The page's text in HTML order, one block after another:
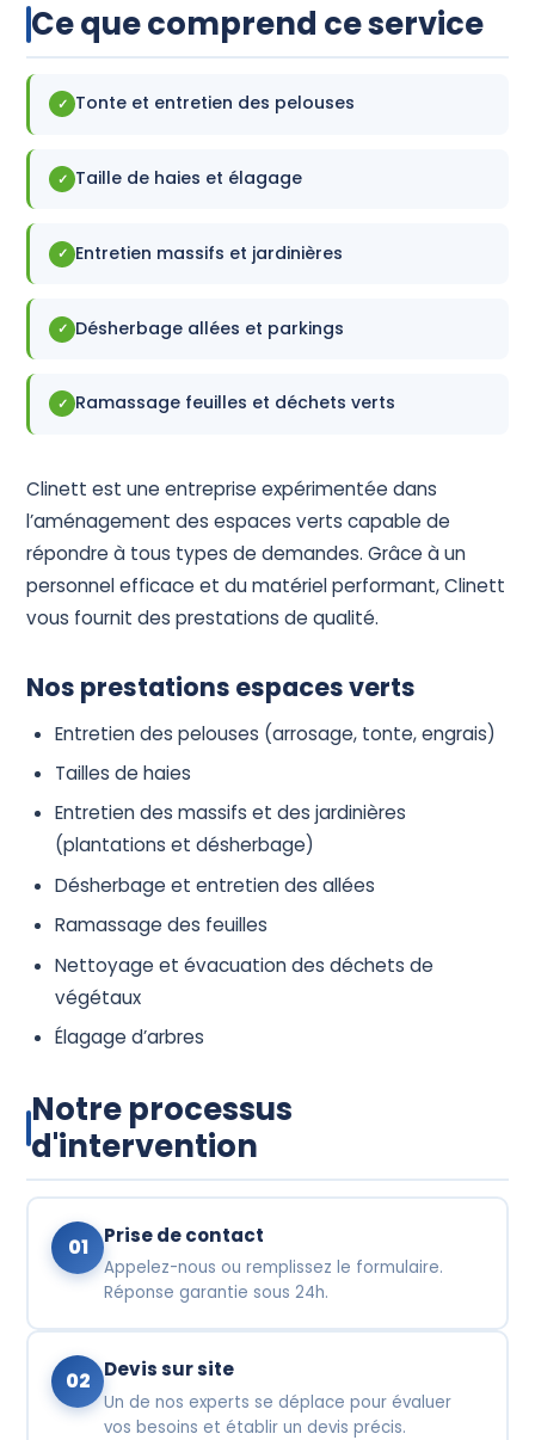
Ce que comprend ce service
✓ Tonte et entretien des pelouses
✓ Taille de haies et élagage
✓ Entretien massifs et jardinières
✓ Désherbage allées et parkings
✓ Ramassage feuilles et déchets verts
Clinett est une entreprise expérimentée dans
l’aménagement des espaces verts capable de
répondre à tous types de demandes. Grâce à un
personnel efficace et du matériel performant, Clinett
vous fournit des prestations de qualité.
Nos prestations espaces verts
Entretien des pelouses (arrosage, tonte, engrais)
Tailles de haies
Entretien des massifs et des jardinières
(plantations et désherbage)
Désherbage et entretien des allées
Ramassage des feuilles
Nettoyage et évacuation des déchets de
végétaux
Élagage d’arbres
Notre processus
d'intervention
01 Prise de contact
Appelez-nous ou remplissez le formulaire.
Réponse garantie sous 24h.
02 Devis sur site
Un de nos experts se déplace pour évaluer
vos besoins et établir un devis précis.